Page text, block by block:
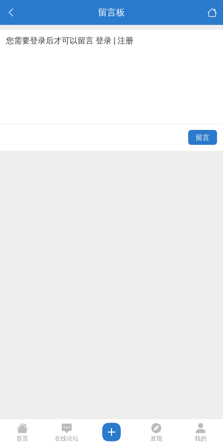
留言板
您需要登录后才可以留言 登录 注册
留言
首页 在线论坛 发现 我的